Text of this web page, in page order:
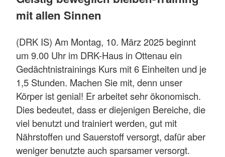
mit allen Sinnen
(DRK IS) Am Montag, 10. März 2025 beginnt
um 9.00 Uhr im DRK-Haus in Ottenau ein
Gedächtnistrainings Kurs mit 6 Einheiten und je
1,5 Stunden. Machen Sie mit, denn unser
Körper ist genial! Er arbeitet sehr ökonomisch.
Dies bedeutet, dass er diejenigen Bereiche, die
viel benutzt und trainiert werden, gut mit
Nährstoffen und Sauerstoff versorgt, dafür aber
weniger benutzte auch sparsamer versorgt.